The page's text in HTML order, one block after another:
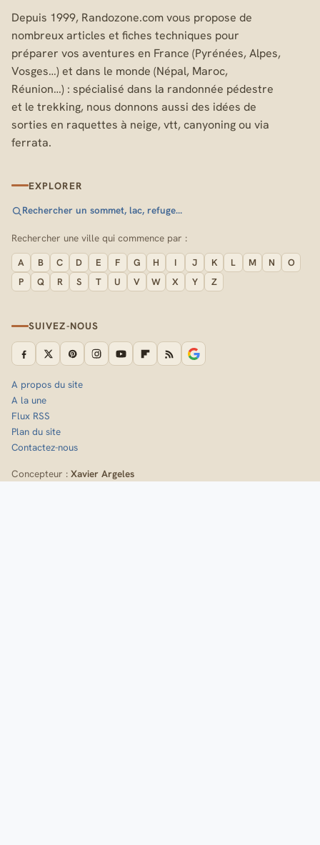
Depuis 1999, Randozone.com vous propose de
nombreux articles et fiches techniques pour
préparer vos aventures en France (Pyrénées, Alpes,
Vosges…) et dans le monde (Népal, Maroc,
Réunion…) : spécialisé dans la randonnée pédestre
et le trekking, nous donnons aussi des idées de
sorties en raquettes à neige, vtt, canyoning ou via
ferrata.
EXPLORER
Rechercher un sommet, lac, refuge…
Rechercher une ville qui commence par :
A B C D E F G H I J K L M N
O
P
Q R S T U V W X Y Z
SUIVEZ-NOUS
A propos du site
A la une
Flux RSS
Plan du site
Contactez-nous
Concepteur : Xavier Argeles